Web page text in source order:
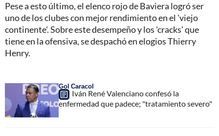
Pese a esto último, el elenco rojo de Baviera logró ser
uno de los clubes con mejor rendimiento en el 'viejo
continente'. Sobre este desempeño y los 'cracks' que
tiene en la ofensiva, se despachó en elogios Thierry
Henry.
Gol Caracol
Iván René Valenciano confesó la
enfermedad que padece; "tratamiento severo"